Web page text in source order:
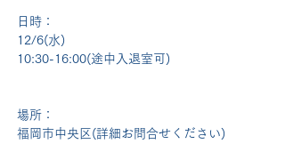
日時：
12/6(水)
10:30-16:00(途中入退室可)
場所：
福岡市中央区(詳細お問合せください)